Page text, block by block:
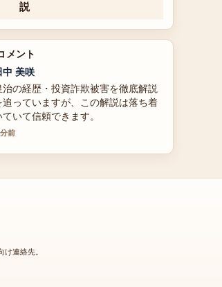
説
メント
村 悠斗
グネスラム（アグネス・ラム）の現
の活動とプロフィール：旦那・身
・声優・アグネスチャンとの違いを
説 の背景説明が助かります。ライブ
連絡先。